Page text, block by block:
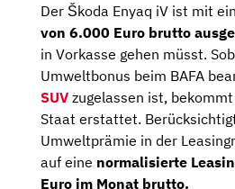
Der Škoda Enyaq iV ist mit
von 6.000 Euro brutto
in Vorkasse gehen müsst.
Umweltbonus beim BAFA
SUV zugelassen ist,
Staat erstattet.
Umweltprämie in der
auf eine normalisierte
Euro im Monat brutto.